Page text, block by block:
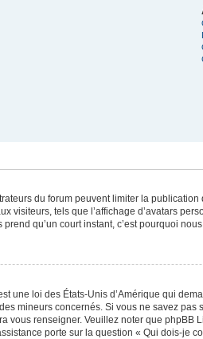
du forum peuvent limiter la
visiteurs, tels que l’affichage d’avatars
qu’un court instant, c’est pourquoi
une loi des États-Unis d’Amérique qui
mineurs concernés. Si vous ne savez
renseigner. Veuillez noter que
porte sur la question « Qui dois-je